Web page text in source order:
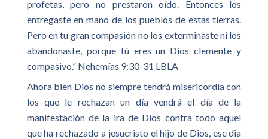
profetas, pero no prestaron oído. Entonces los
entregaste en mano de los pueblos de estas tierras.
Pero en tu gran compasión no los exterminaste ni los
abandonaste, porque tú eres un Dios clemente y
compasivo.” Nehemías 9:30-31 LBLA
Ahora bien Dios no siempre tendrá misericordia con
los que le rechazan un día vendrá el día de la
manifestación de la ira de Dios contra todo aquel
que ha rechazado a jesucristo el hijo de Dios, ese dia